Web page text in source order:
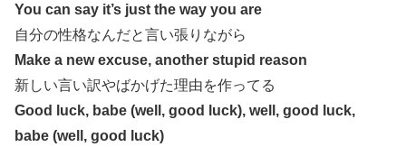
You can say it’s just the way you are
自分の性格なんだと言い張りながら
Make a new excuse, another stupid reason
新しい言い訳やばかげた理由を作ってる
Good luck, babe (well, good luck), well, good luck,
babe (well, good luck)